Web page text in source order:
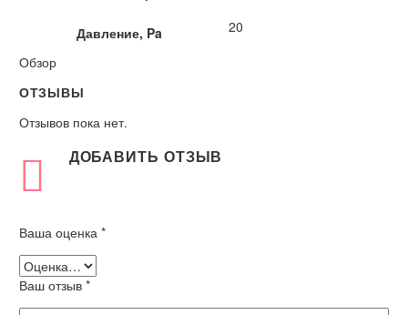
Давление, Pa
20
Обзор
ОТЗЫВЫ
Отзывов пока нет.
ДОБАВИТЬ ОТЗЫВ
Ваша оценка *
Ваш отзыв *